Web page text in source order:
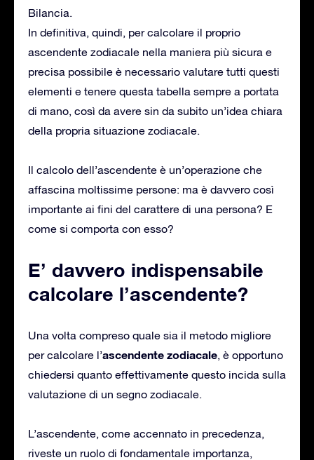
Bilancia.
In definitiva, quindi, per calcolare il proprio
ascendente zodiacale nella maniera più sicura e
precisa possibile è necessario valutare tutti questi
elementi e tenere questa tabella sempre a portata
di mano, così da avere sin da subito un’idea chiara
della propria situazione zodiacale.
Il calcolo dell’ascendente è un’operazione che
affascina moltissime persone: ma è davvero così
importante ai fini del carattere di una persona? E
come si comporta con esso?
E’ davvero indispensabile
calcolare l’ascendente?
Una volta compreso quale sia il metodo migliore
per calcolare l’ascendente zodiacale, è opportuno
chiedersi quanto effettivamente questo incida sulla
valutazione di un segno zodiacale.
L’ascendente, come accennato in precedenza,
riveste un ruolo di fondamentale importanza,